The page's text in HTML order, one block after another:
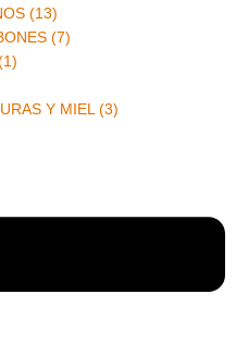
(13)
(7)
Y MIEL (3)